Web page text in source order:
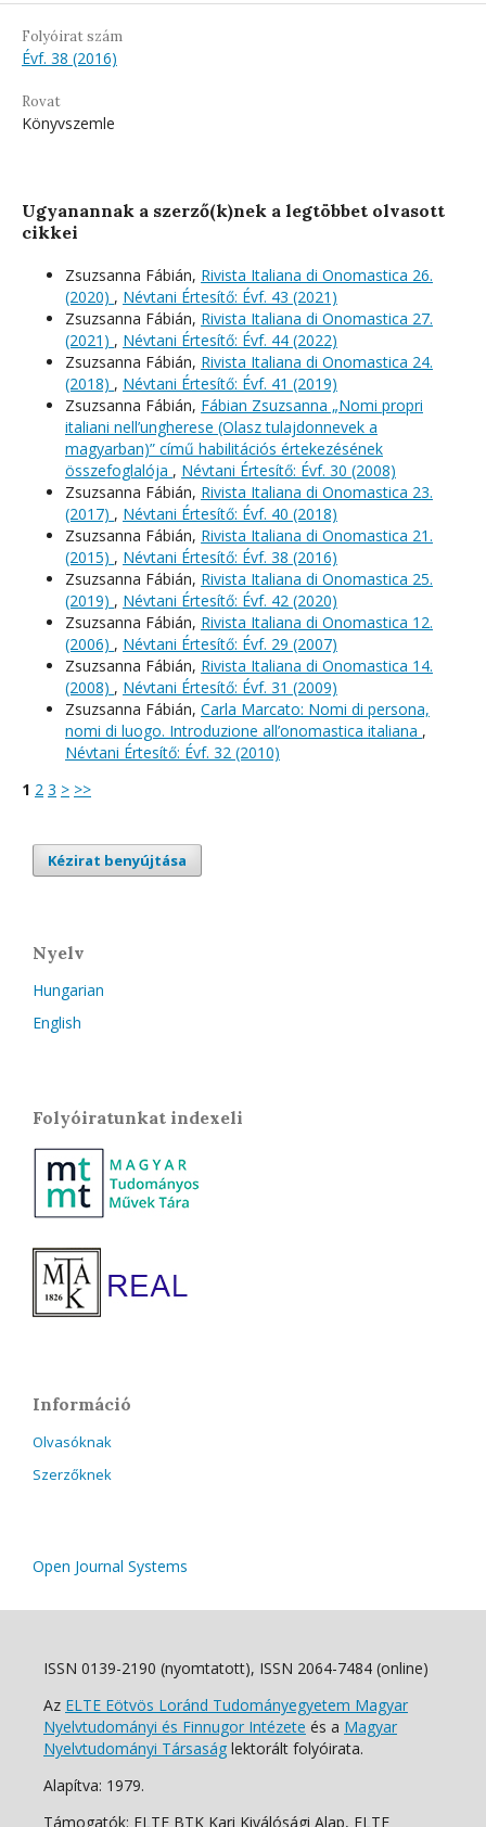
Folyóirat szám
Évf. 38 (2016)
Rovat
Könyvszemle
Ugyanannak a szerző(k)nek a legtöbbet olvasott
cikkei
Zsuzsanna Fábián, Rivista Italiana di Onomastica 26.
(2020) , Névtani Értesítő: Évf. 43 (2021)
Zsuzsanna Fábián, Rivista Italiana di Onomastica 27.
(2021) , Névtani Értesítő: Évf. 44 (2022)
Zsuzsanna Fábián, Rivista Italiana di Onomastica 24.
(2018) , Névtani Értesítő: Évf. 41 (2019)
Zsuzsanna Fábián, Fábian Zsuzsanna „Nomi propri
italiani nell’ungherese (Olasz tulajdonnevek a
magyarban)” című habilitációs értekezésének
összefoglalója , Névtani Értesítő: Évf. 30 (2008)
Zsuzsanna Fábián, Rivista Italiana di Onomastica 23.
(2017) , Névtani Értesítő: Évf. 40 (2018)
Zsuzsanna Fábián, Rivista Italiana di Onomastica 21.
(2015) , Névtani Értesítő: Évf. 38 (2016)
Zsuzsanna Fábián, Rivista Italiana di Onomastica 25.
(2019) , Névtani Értesítő: Évf. 42 (2020)
Zsuzsanna Fábián, Rivista Italiana di Onomastica 12.
(2006) , Névtani Értesítő: Évf. 29 (2007)
Zsuzsanna Fábián, Rivista Italiana di Onomastica 14.
(2008) , Névtani Értesítő: Évf. 31 (2009)
Zsuzsanna Fábián, Carla Marcato: Nomi di persona,
nomi di luogo. Introduzione all’onomastica italiana ,
Névtani Értesítő: Évf. 32 (2010)
1 2 3 > >>
Kézirat benyújtása
Nyelv
Hungarian
English
Folyóiratunkat indexeli
Információ
Olvasóknak
Szerzőknek
Open Journal Systems
ISSN 0139-2190 (nyomtatott), ISSN 2064-7484 (online)
Az ELTE Eötvös Loránd Tudományegyetem Magyar
Nyelvtudományi és Finnugor Intézete és a Magyar
Nyelvtudományi Társaság lektorált folyóirata.
Alapítva: 1979.
Támogatók: ELTE BTK Kari Kiválósági Alap, ELTE